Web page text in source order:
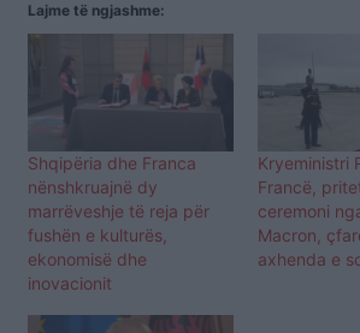
Lajme të ngjashme:
Shqipëria dhe Franca
nënshkruajnë dy
marrëveshje të reja për
fushën e kulturës,
ekonomisë dhe
inovacionit
Kryeministri
Francë,
ceremoni
Macron,
axhenda e